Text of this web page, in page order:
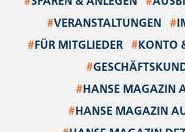
#SPAREN & ANLEGEN #
#VERANSTALTUNGEN #
#FÜR MITGLIEDER #KONTO
#
#HANSE MAGAZIN
#HANSE MAGAZIN